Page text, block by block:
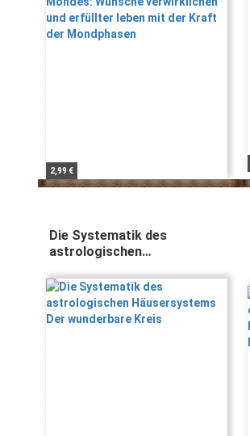
2,99 €
Die Systematik des
astrologischen
wunderbare Kreis